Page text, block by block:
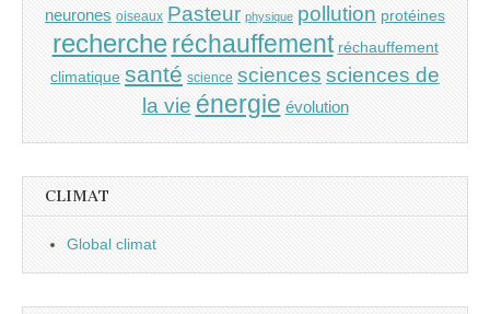
neurones oiseaux Pasteur physique pollution protéines
recherche réchauffement réchauffement
climatique santé science sciences sciences de
la vie énergie évolution
CLIMAT
Global climat